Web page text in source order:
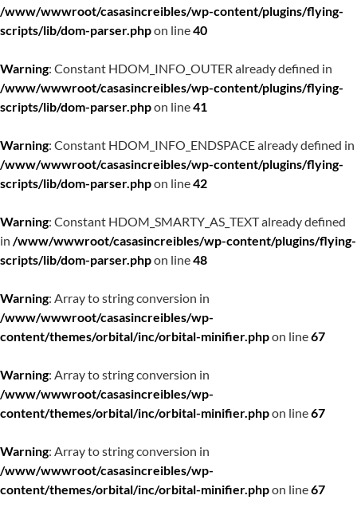
/www/wwwroot/casasincreibles/wp-content/plugins/flying-
scripts/lib/dom-parser.phpon line40
Warning: Constant HDOM_INFO_OUTER already defined in
/www/wwwroot/casasincreibles/wp-content/plugins/flying-
scripts/lib/dom-parser.phpon line41
Warning: Constant HDOM_INFO_ENDSPACE already defined in
/www/wwwroot/casasincreibles/wp-content/plugins/flying-
scripts/lib/dom-parser.phpon line42
Warning: Constant HDOM_SMARTY_AS_TEXT already defined
in /www/wwwroot/casasincreibles/wp-content/plugins/flying-
scripts/lib/dom-parser.phpon line48
Warning: Array to string conversion in
/www/wwwroot/casasincreibles/wp-
content/themes/orbital/inc/orbital-minifier.phpon line67
Warning: Array to string conversion in
/www/wwwroot/casasincreibles/wp-
content/themes/orbital/inc/orbital-minifier.phpon line67
Warning: Array to string conversion in
/www/wwwroot/casasincreibles/wp-
content/themes/orbital/inc/orbital-minifier.phpon line67